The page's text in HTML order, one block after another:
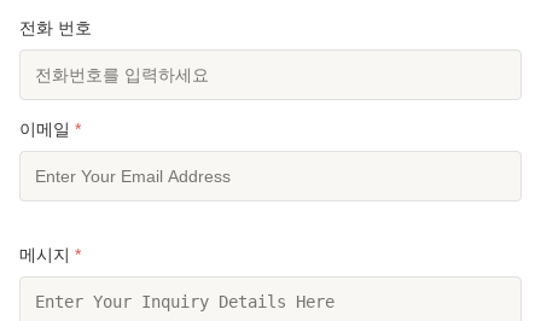
전화 번호
이메일 *
메시지 *